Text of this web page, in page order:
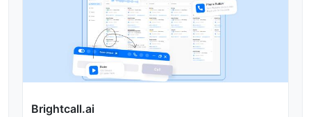
Brightcall.ai